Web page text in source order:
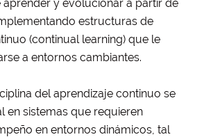
aprender y evolucionar a partir de
estructuras de
(continual learning) que le
a entornos cambiantes.
del aprendizaje continuo se
en sistemas que requieren
en entornos dinámicos, tal